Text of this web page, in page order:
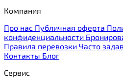
Компания
Про нас Публичная оферта
конфиденциальности
Правила перевозки Часто
Контакты Блог
Сервис